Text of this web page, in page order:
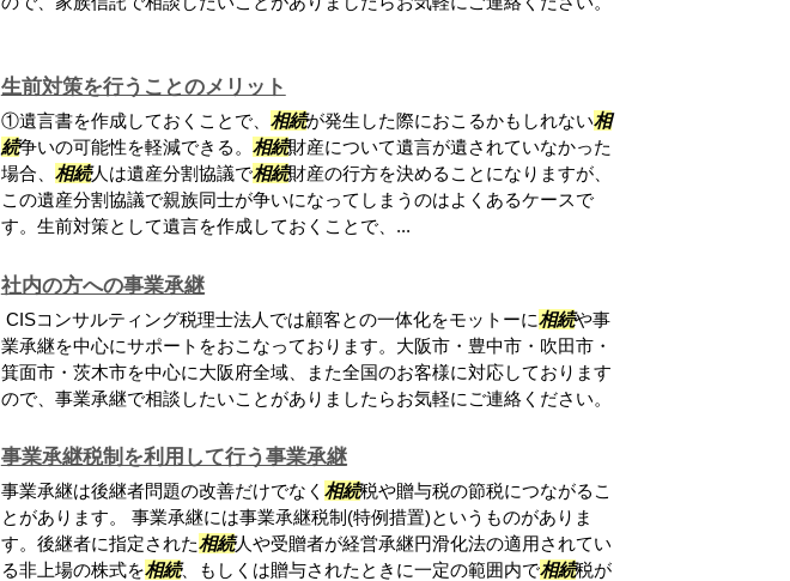
生前対策を行うことのメリット
①遺言書を作成しておくことで、 相続が発生した際におこるかもしれない相
続争いの可能性を軽減できる。 相続財産について遺言が遺されていなかった
場合、 相続人は遺産分割協議で相続財産の行方を決めることになりますが、
この遺産分割協議で親族同士が争いになってしまうのはよくあるケースで
す。生前対策として遺言を作成しておくことで、...
社内の方への事業承継
CISコンサルティング税理士法人では顧客との一体化をモットーに相続や事
業承継を中心にサポートをおこなっております。大阪市・豊中市・吹田市・
箕面市・茨木市を中心に大阪府全域、また全国のお客様に対応しております
ので、事業承継で相談したいことがありましたらお気軽にご連絡ください。
事業承継税制を利用して行う事業承継
事業承継は後継者問題の改善だけでなく 相続税や贈与税の節税につながるこ
とがあります。 事業承継には事業承継税制(特例措置)というものがありま
す。後継者に指定された相続人や受贈者が経営承継円滑化法の適用されてい
る非上場の株式を相続、もしくは贈与されたときに一定の範囲内で相続税が